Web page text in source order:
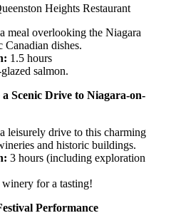
Heights Restaurant
meal overlooking the Niagara
Canadian dishes.
1.5 hours
salmon.
Scenic Drive to Niagara-on-
leisurely drive to this charming
and historic buildings.
3 hours (including exploration
winery for a tasting!
Performance